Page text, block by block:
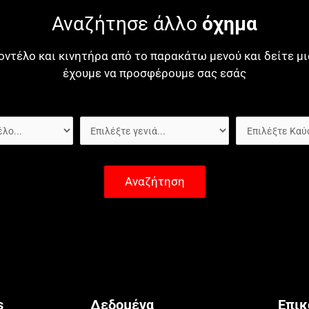
Αναζήτησε άλλο όχημα
και κινητήρα από το παρακάτω μενού και δείτε
έχουμε να προσφέρουμε σας εσάς
Αναζήτηση
Δεδομένα